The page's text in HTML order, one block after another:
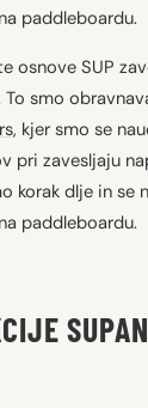
paddleboardu.
osnove SUP
smo
kjer smo se
pri zavesljaju
korak dlje in se
paddleboardu.